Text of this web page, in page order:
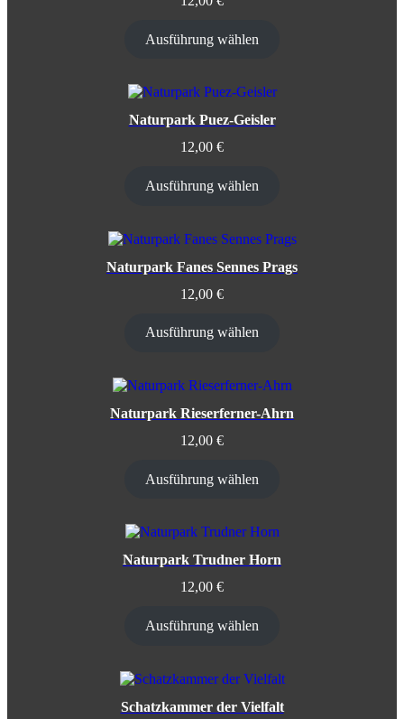
Ausführung wählen
Naturpark Puez-Geisler
12,00 €
Ausführung wählen
Naturpark Fanes Sennes Prags
12,00 €
Ausführung wählen
Naturpark Rieserferner-Ahrn
12,00 €
Ausführung wählen
Naturpark Trudner Horn
12,00 €
Ausführung wählen
Schatzkammer der Vielfalt